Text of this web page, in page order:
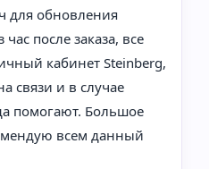
для обновления
после заказа, все
кабинет Steinberg,
связи и в случае
помогают. Большое
всем данный